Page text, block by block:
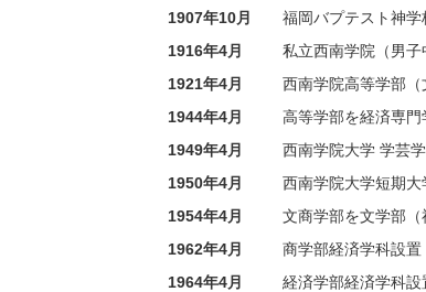
1907年10月
福岡バプテスト神学
1916年4月
私立西南学院（男
1921年4月
西南学院高等学部
1944年4月
高等学部を経済専門
1949年4月
西南学院大学 学芸
1950年4月
西南学院大学短期大
1954年4月
文商学部を文学部
1962年4月
商学部経済学科設置
1964年4月
経済学部経済学科設